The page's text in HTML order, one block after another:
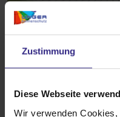
Zustimmung
Diese Webseite
Wir verwenden
Neubau-Aufsetz-
Perfekte
Montage mit Fenster